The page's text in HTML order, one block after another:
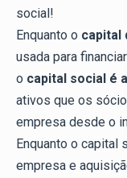
social!
Enquanto o capital
usada para
o capital social é
ativos que os
empresa desde o
Enquanto o capital
empresa e